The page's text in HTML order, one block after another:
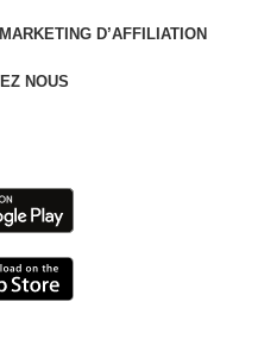
MARKETING D’AFFILIATION
NOUS